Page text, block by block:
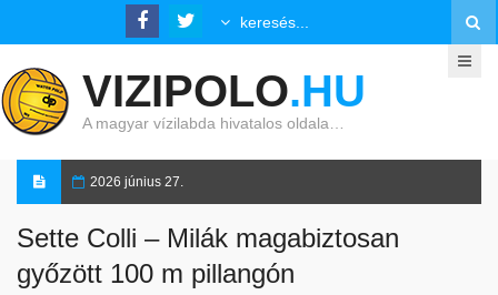
VIZIPOLO.HU
A magyar vízilabda hivatalos oldala…
2026 június 27.
Sette Colli – Milák magabiztosan
győzött 100 m pillangón